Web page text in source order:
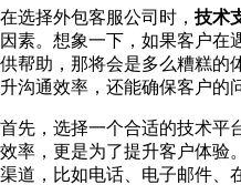
在选择外包客服公司时， 技术
因素。想象一下，如果客户在
供帮助，那将会是多么糟糕的
升沟通效率，还能确保客户的
首先，选择一个合适的技术平
效率，更是为了提升客户体验
渠道，比如电话、电子邮件、